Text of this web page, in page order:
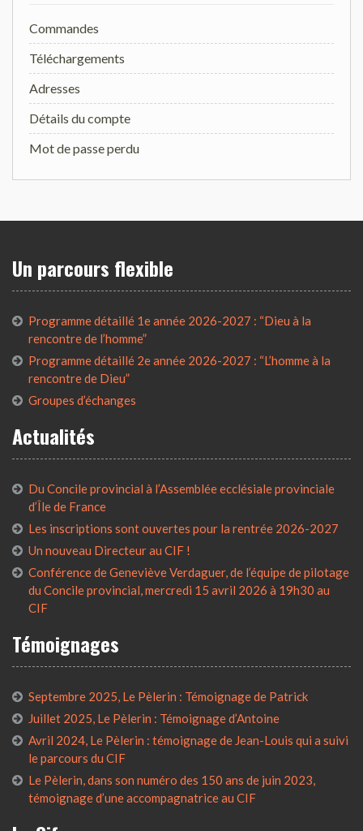
Commandes
Téléchargements
Adresses
Détails du compte
Mot de passe perdu
Un parcours flexible
Programme détaillé 1e année 2026-2027 : “Dieu à la
rencontre de l’homme”
Programme détaillé 2e année 2026-2027 : “L’homme à la
rencontre de Dieu”
Groupes d’échanges
Actualités
Du Concile provincial à l’Assemblée ecclésiale provinciale
d’Île de France
Les inscriptions sont ouvertes pour la rentrée 2026-2027
Un nouveau Directeur au CIF !
Conférence de Geneviève Verdaguer, de l’équipe de pilotage
du Concile provincial, mercredi 15 avril 2026 à 19h30 au
CIF
Témoignages
Septembre 2025, Le Pèlerin : Témoignage de Patrick
Juillet 2025, Le Pèlerin : Témoignage d’Antoine
Avril 2024, Le Pèlerin : témoignage de Jean-Louis qui a suivi
le parcours du CIF
Le Pèlerin, dans son numéro des 150 ans de juin 2023,
témoignage d’une accompagnatrice au CIF